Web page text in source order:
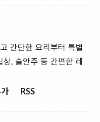
간단한 요리부터 특별
, 술안주 등 간편한 레
가 RSS